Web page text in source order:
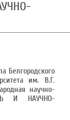
Белгородского
им. В.Г.
научно-
И НАУЧНО-